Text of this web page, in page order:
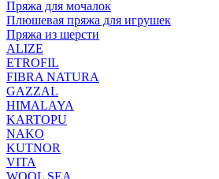
Пряжа для мочалок
Плюшевая пряжа для игрушек
Пряжа из шерсти
ALIZE
ETROFIL
FIBRA NATURA
GAZZAL
HIMALAYA
KARTOPU
NAKO
KUTNOR
VITA
WOOL SEA